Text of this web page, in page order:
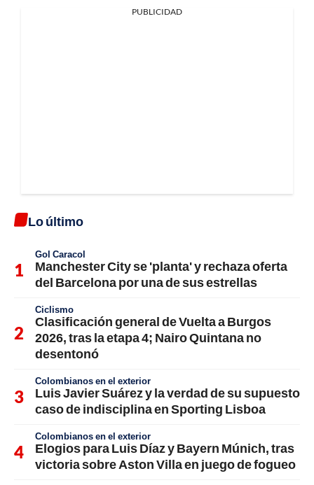
PUBLICIDAD
Lo último
Gol Caracol
Manchester City se 'planta' y rechaza oferta
del Barcelona por una de sus estrellas
Ciclismo
Clasificación general de Vuelta a Burgos
2026, tras la etapa 4; Nairo Quintana no
desentonó
Colombianos en el exterior
Luis Javier Suárez y la verdad de su supuesto
caso de indisciplina en Sporting Lisboa
Colombianos en el exterior
Elogios para Luis Díaz y Bayern Múnich, tras
victoria sobre Aston Villa en juego de fogueo